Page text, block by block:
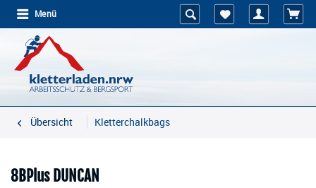
Menü
Übersicht Kletterchalkbags
8BPlus DUNCAN